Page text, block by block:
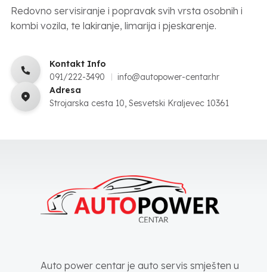
Redovno servisiranje i popravak svih vrsta osobnih i
kombi vozila, te lakiranje, limarija i pjeskarenje.
Kontakt Info
091/222-3490
info@autopower-centar.hr
Adresa
Strojarska cesta 10, Sesvetski Kraljevec 10361
Auto power centar je auto servis smješten u